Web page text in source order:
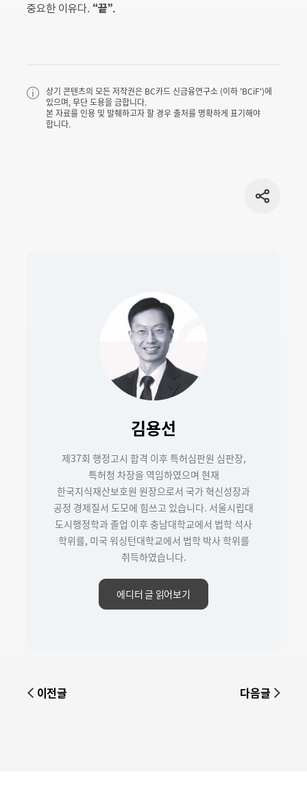
중요한 이유다. “끝”.
상기 콘텐츠의 모든 저작권은 BC카드 신금융연구소 (이하 'BCiF')에
있으며, 무단 도용을 금합니다.
본 자료를 인용 및 발췌하고자 할 경우 출처를 명확하게 표기해야
합니다.
공유
김용선
제37회 행정고시 합격 이후 특허심판원 심판장,
특허청 차장을 역임하였으며 현재
한국지식재산보호원 원장으로서 국가 혁신성장과
공정 경제질서 도모에 힘쓰고 있습니다. 서울시립대
도시행정학과 졸업 이후 충남대학교에서 법학 석사
학위를, 미국 워싱턴대학교에서 법학 박사 학위를
취득하였습니다.
에디터 글 읽어보기
이전글 다음글